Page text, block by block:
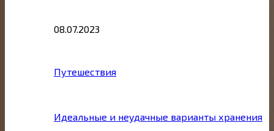
08.07.2023
Путешествия
Идеальные и неудачные варианты хранения